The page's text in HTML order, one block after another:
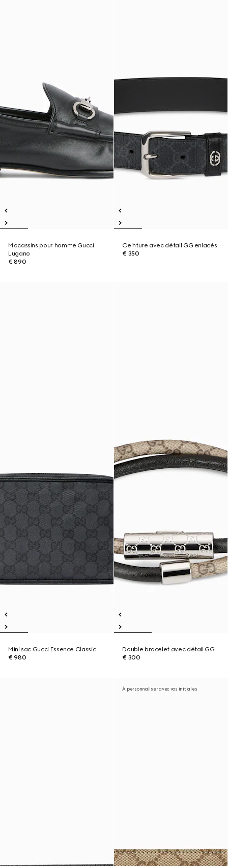
Mocassins pour homme Gucci
Lugano
€ 890
Ceinture avec détail GG enlacés
€ 350
Mini sac Gucci Essence Classic
€ 980
Double bracelet avec détail GG
€ 300
À personnaliser avec vos initiales